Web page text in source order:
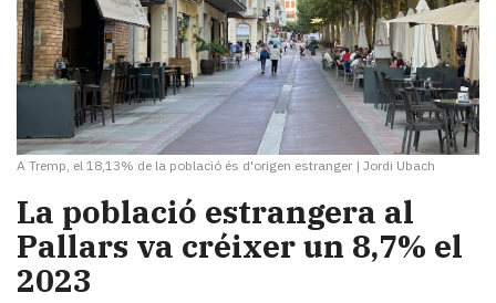
A Tremp, el 18,13% de la població és d'origen estranger | Jordi Ubach
La població estrangera al
Pallars va créixer un 8,7% el
2023